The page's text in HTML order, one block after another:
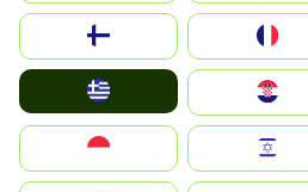
United Kingdom
Magyarország